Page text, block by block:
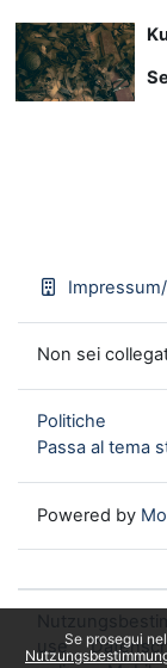
Se prosegui
Non sei
Politiche
Passa al tema
Powered by
use